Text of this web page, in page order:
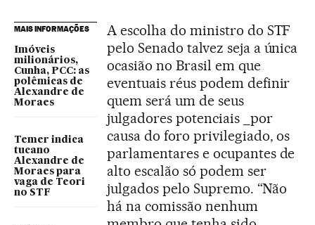
MAIS INFORMAÇÕES
Imóveis
milionários,
Cunha, PCC: as
polêmicas de
Alexandre de
Moraes
Temer indica
tucano
Alexandre de
Moraes para
vaga de Teori
no STF
A escolha do ministro do STF
pelo Senado talvez seja a única
ocasião no Brasil em que
eventuais réus podem definir
quem será um de seus
julgadores potenciais _por
causa do foro privilegiado, os
parlamentares e ocupantes de
alto escalão só podem ser
julgados pelo Supremo. “Não
há na comissão nenhum